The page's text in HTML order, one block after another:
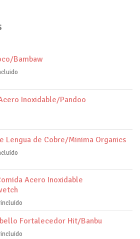
Bambaw
Inoxidable/Pandoo
Lengua de Cobre/Minima Organics
Acero Inoxidable
Fortalecedor Hit/Banbu